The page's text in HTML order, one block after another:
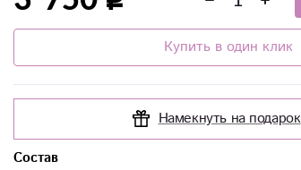
Купить в один клик
Намекнуть на подарок
Состав